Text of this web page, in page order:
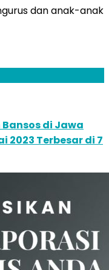
dan anak-anak
di Jawa
2023 Terbesar di 7